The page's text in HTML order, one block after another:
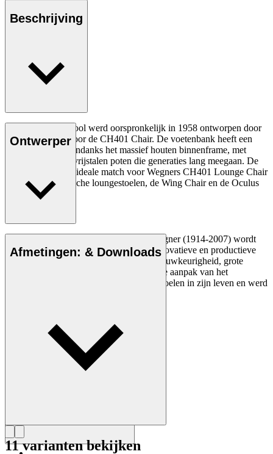
Beschrijving
De CH446 Footstool werd oorspronkelijk in 1958 ontworpen door
Hans J. Wegner voor de CH401 Chair. De voetenbank heeft een
lichte uitstraling, ondanks het massief houten binnenframe, met
buisvormige roestvrijstalen poten die generaties lang meegaan. De
voetenbank is een ideale match voor Wegners CH401 Lounge Chair
en zijn twee iconische loungestoelen, de Wing Chair en de Oculus
Ontwerper
De Deense meubelontwerper Hans J. Wegner (1914-2007) wordt
gezien als een van de meest creatieve, innovatieve en productieve
ontwerpers aller tijden, bekend om zijn nauwkeurigheid, grote
inzicht in vakmanschap en compromisloze aanpak van het
ontwerpen. Wegner ontwierp bijna 500 stoelen in zijn leven en werd
Afmetingen: & Downloads
11 varianten bekijken